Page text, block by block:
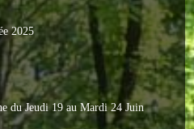
2025
du Jeudi 19 au Mardi 24 Juin